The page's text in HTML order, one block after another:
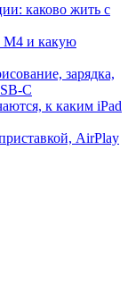
каково жить с
M4 и какую
зарядка,
C
к каким iPad
AirPlay